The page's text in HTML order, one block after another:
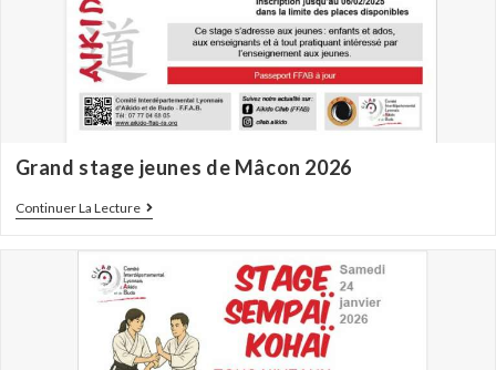
Grand stage jeunes de Mâcon 2026
Continuer La Lecture